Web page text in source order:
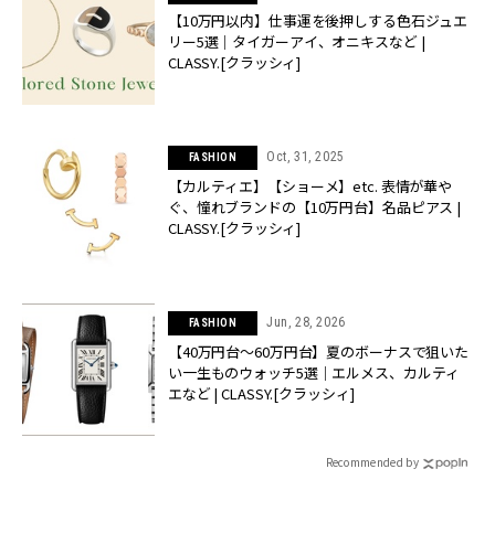
【10万円以内】仕事運を後押しする色石ジュエ
リー5選｜タイガーアイ、オニキスなど |
CLASSY.[クラッシィ]
FASHION Oct, 31, 2025
【カルティエ】【ショーメ】etc. 表情が華や
ぐ、憧れブランドの【10万円台】名品ピアス |
CLASSY.[クラッシィ]
FASHION Jun, 28, 2026
【40万円台〜60万円台】夏のボーナスで狙いた
い一生ものウォッチ5選｜エルメス、カルティ
エなど | CLASSY.[クラッシィ]
Recommended by